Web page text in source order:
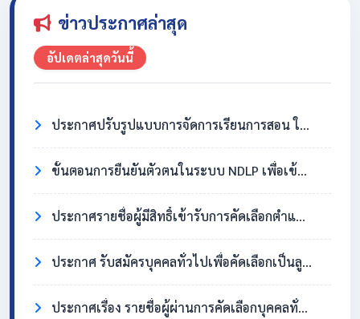
ข่าวประกาศล่าสุด
อัปเดตล่าสุดวันนี้
ประกาศปรับรูปแบบการจัดการเรียนการสอน ในวันที่ 31 กรกฎาคม 2569
ขั้นตอนการยืนยันตัวตนในระบบ NDLP เพื่อเข้าใช้งาน Chromebook
ประกาศรายชื่อผู้มีสิทธิ์เข้ารับการคัดเลือกตำแหน่งครูอัตราจ้าง วิชาเอกสังคมศึกษา
ประกาศ รับสมัครบุคคลทั่วไปเพื่อคัดเลือกเป็นลูกจ้างชั่วคราว ตำแหน่งครูอัตราจ้าง วิชาเอกสังคมศึกษา
ประกาศเรื่อง รายชื่อผู้ผ่านการคัดเลือกบุคคลทั่วไปเพื่อจ้างเป็นลูกจ้างชั่วคราว ตำแหน่ง แม่บ้าน/นักการภารโรง